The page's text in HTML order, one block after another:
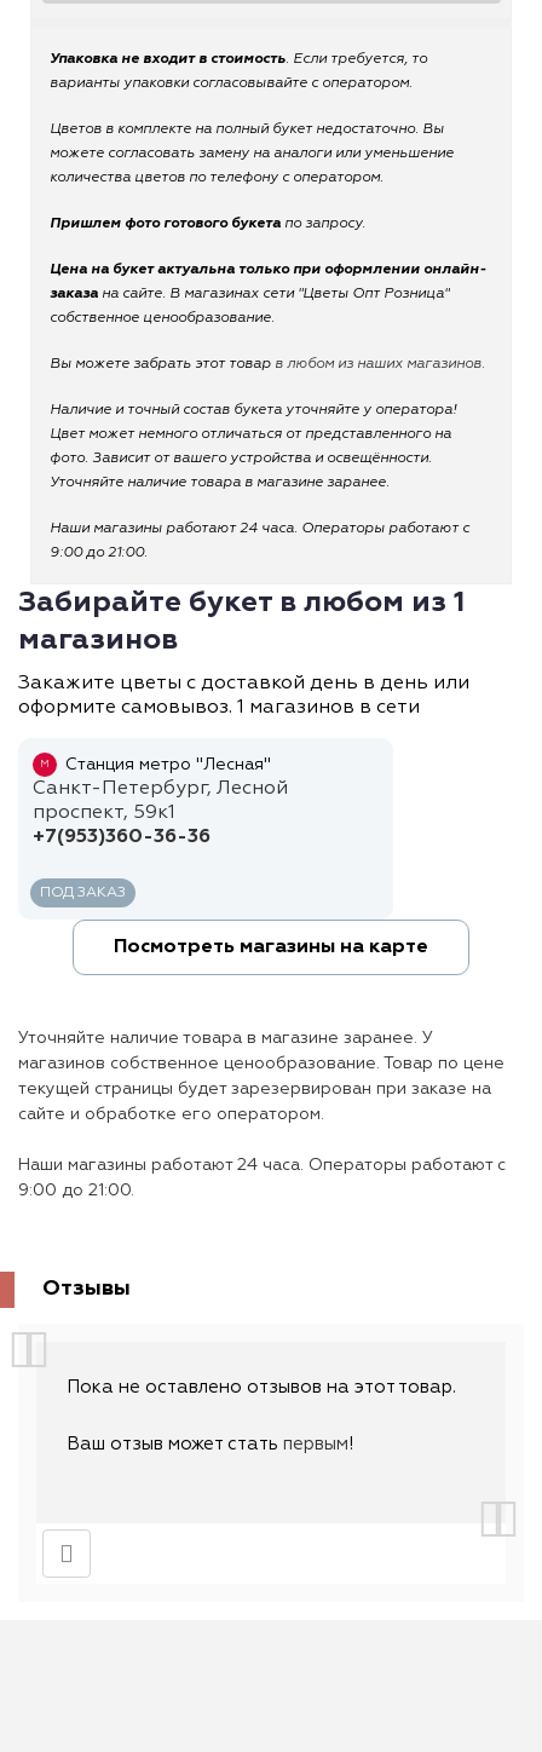
Упаковка не входит в стоимость. Если требуется, то
варианты упаковки согласовывайте с оператором.
Цветов в комплекте на полный букет недостаточно. Вы
можете согласовать замену на аналоги или уменьшение
количества цветов по телефону с оператором.
Пришлем фото готового букета по запросу.
Цена на букет актуальна только при оформлении онлайн-
заказа на сайте. В магазинах сети "Цветы Опт Розница"
собственное ценообразование.
Вы можете забрать этот товар в любом из наших магазинов.
Наличие и точный состав букета уточняйте у оператора!
Цвет может немного отличаться от представленного на
фото. Зависит от вашего устройства и освещённости.
Уточняйте наличие товара в магазине заранее.
Наши магазины работают 24 часа. Операторы работают с
9:00 до 21:00.
Забирайте букет в любом из 1
магазинов
Закажите цветы с доставкой день в день или
оформите самовывоз. 1 магазинов в сети
М Станция метро "Лесная"
Санкт-Петербург, Лесной
проспект, 59к1
+7(953)360-36-36
ПОД ЗАКАЗ
Посмотреть магазины на карте
Уточняйте наличие товара в магазине заранее. У
магазинов собственное ценообразование. Товар по цене
текущей страницы будет зарезервирован при заказе на
сайте и обработке его оператором.
Наши магазины работают 24 часа. Операторы работают с
9:00 до 21:00.
Отзывы
Пока не оставлено отзывов на этот товар.
Ваш отзыв может стать первым!